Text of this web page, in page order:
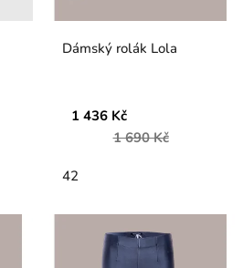
Dámský rolák Lola
1 436 Kč
1 690 Kč
42